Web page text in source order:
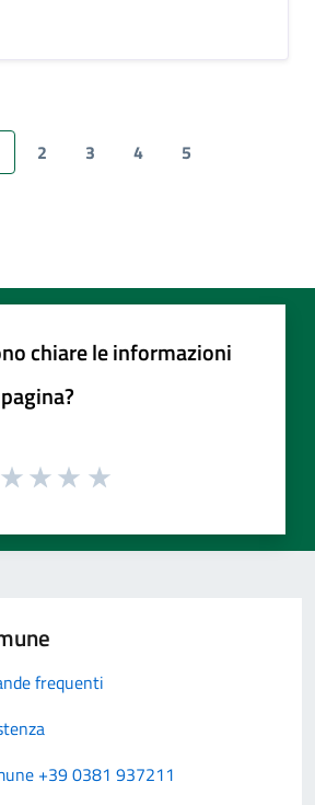
2 3 4 5
chiare le informazioni
frequenti
+39 0381 937211